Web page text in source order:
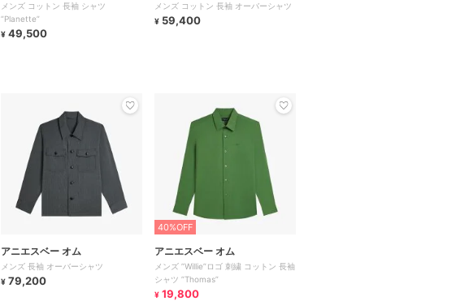
メンズ コットン 長袖 シャツ
”Planette”
¥ 49,500
メンズ コットン 長袖 オーバーシャツ
¥ 59,400
アニエスベー オム
メンズ 長袖 オーバーシャツ
¥ 79,200
40%OFF
アニエスベー オム
メンズ ”Willie”ロゴ 刺繍 コットン 長袖
シャツ ”Thomas”
¥ 19,800